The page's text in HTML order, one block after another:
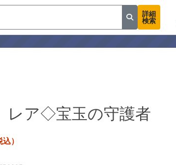
詳細
検索
レア◇宝玉の守護者
）